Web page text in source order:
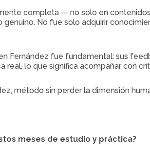
completa — no solo en
No fue solo adquirir
Fernández fue fundamental: sus
real, lo que significa acompañar con
método sin perder la dimensión
meses de estudio y práctica?